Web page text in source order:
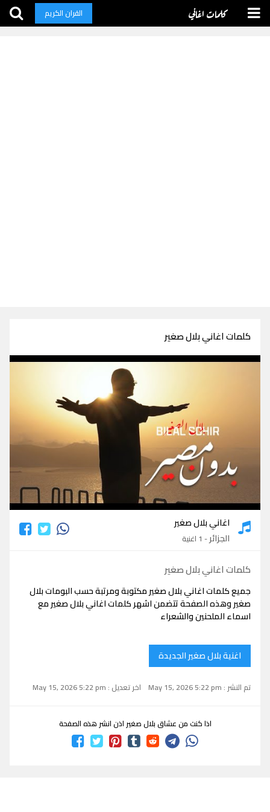
كلمات اغاني القران الكريم
كلمات اغاني بلال صغير
كلمات اغاني بلال صغير
اغاني بلال صغير
الجزائر- 1 اغنية
كلمات اغاني بلال صغير
جميع كلمات اغاني بلال صغير مكتوبة ومرتبة حسب البومات بلال
صغير وهذه الصفحة تتضمن اشهر كلمات اغاني بلال صغير مع
اسماء الملحنين والشعراء
اغنية بلال صغير الجديدة
تم النشر : May 15, 2026 5:22 pm اخر تعديل : May 15, 2026 5:22 pm
اذا كنت من عشاق بلال صغير اذن انشر هذه الصفحة